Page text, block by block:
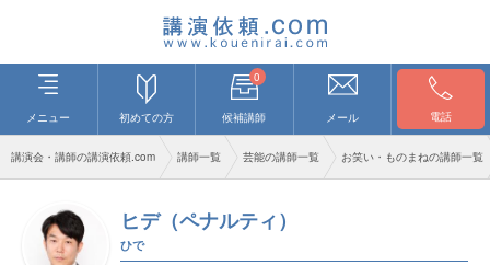
メニュー 初めての方
0
候補講師 メール 電話
講演会・講師の講演依頼.com 講師一覧 芸能の講師一覧 お笑い・ものまねの講師一覧
ヒデ（ペナルティ）
ひで